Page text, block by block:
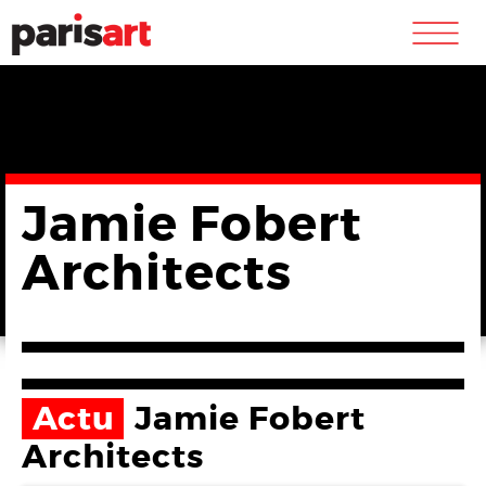
m
Jamie Fobert
Architects
Actu Jamie Fobert
Architects